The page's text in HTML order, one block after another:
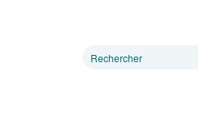
Rechercher